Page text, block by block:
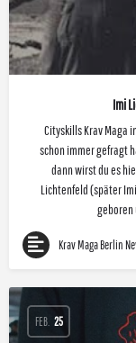
Imi
Cityskills Krav Maga
schon immer gefragt
dann wirst du es
Lichtenfeld (später Imi
geboren
Krav Maga Berlin
FEB. 25